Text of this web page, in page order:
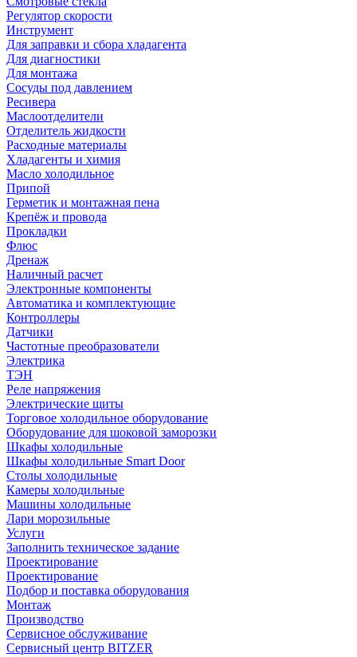
Регулятор скорости
Инструмент
Для заправки и сбора хладагента
Для диагностики
Для монтажа
Сосуды под давлением
Ресивера
Маслоотделители
Отделитель жидкости
Расходные материалы
Хладагенты и химия
Масло холодильное
Припой
Герметик и монтажная пена
Крепёж и провода
Прокладки
Флюс
Дренаж
Наличный расчет
Электронные компоненты
Автоматика и комплектующие
Контроллеры
Датчики
Частотные преобразователи
Электрика
ТЭН
Реле напряжения
Электрические щиты
Торговое холодильное оборудование
Оборудование для шоковой заморозки
Шкафы холодильные
Шкафы холодильные Smart Door
Столы холодильные
Камеры холодильные
Машины холодильные
Лари морозильные
Услуги
Заполнить техническое задание
Проектирование
Проектирование
Подбор и поставка оборудования
Монтаж
Производство
Сервисное обслуживание
Сервисный центр BITZER